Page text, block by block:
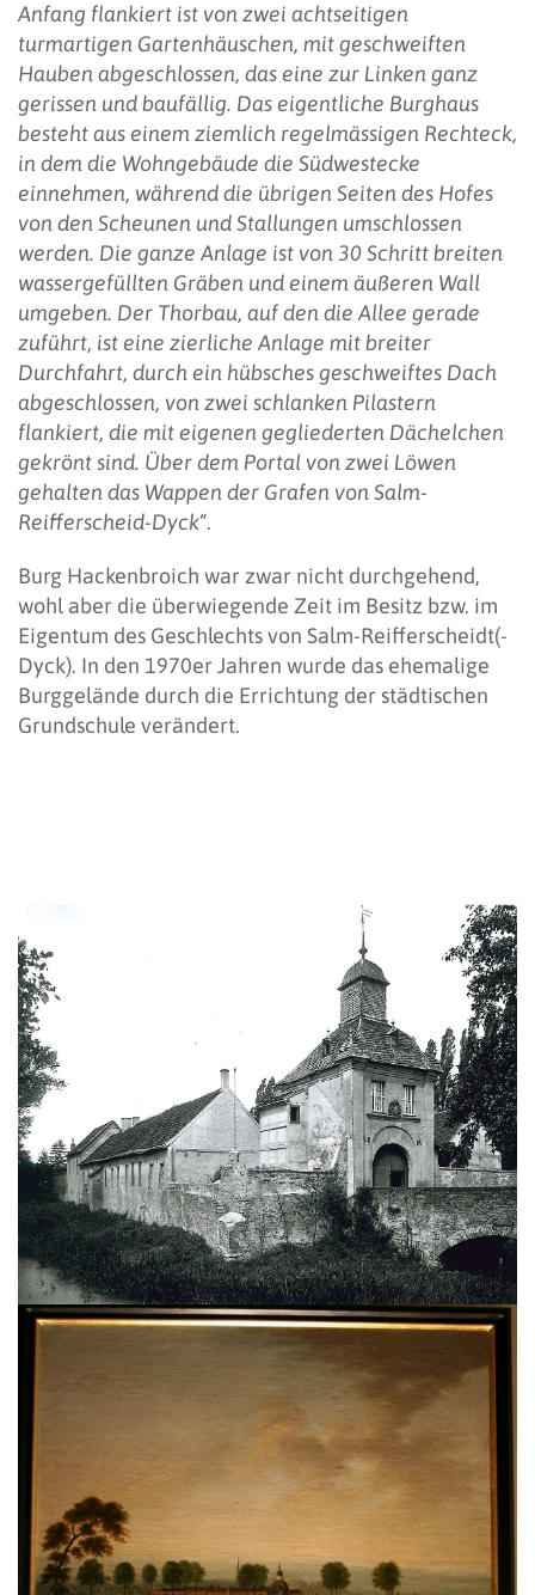
Anfang flankiert ist von zwei achtseitigen
turmartigen Gartenhäuschen, mit geschweiften
Hauben abgeschlossen, das eine zur Linken ganz
gerissen und baufällig. Das eigentliche Burghaus
besteht aus einem ziemlich regelmässigen Rechteck,
in dem die Wohngebäude die Südwestecke
einnehmen, während die übrigen Seiten des Hofes
von den Scheunen und Stallungen umschlossen
werden. Die ganze Anlage ist von 30 Schritt breiten
wassergefüllten Gräben und einem äußeren Wall
umgeben. Der Thorbau, auf den die Allee gerade
zuführt, ist eine zierliche Anlage mit breiter
Durchfahrt, durch ein hübsches geschweiftes Dach
abgeschlossen, von zwei schlanken Pilastern
flankiert, die mit eigenen gegliederten Dächelchen
gekrönt sind. Über dem Portal von zwei Löwen
gehalten das Wappen der Grafen von Salm-
Reifferscheid-Dyck“.
Burg Hackenbroich war zwar nicht durchgehend,
wohl aber die überwiegende Zeit im Besitz bzw. im
Eigentum des Geschlechts von Salm-Reifferscheidt(-
Dyck). In den 1970er Jahren wurde das ehemalige
Burggelände durch die Errichtung der städtischen
Grundschule verändert.